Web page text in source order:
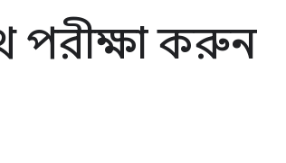
পরীক্ষা করুন